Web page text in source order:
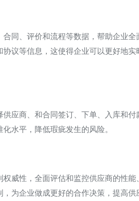
同、评价和流程等数据，帮助企业全
议等信息，这使得企业可以更好地实
应商、和合同签订、下单、入库和付
水平，降低瑕疵发生的风险。
威性，全面评估和监控供应商的性能
为企业做成更好的合作决策，提高供